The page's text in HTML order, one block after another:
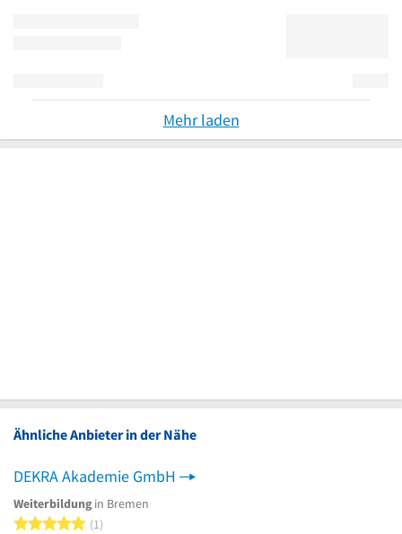
Mehr laden
Ähnliche Anbieter in der Nähe
DEKRA Akademie GmbH
Weiterbildung in Bremen
5 von 5 Sternen
1